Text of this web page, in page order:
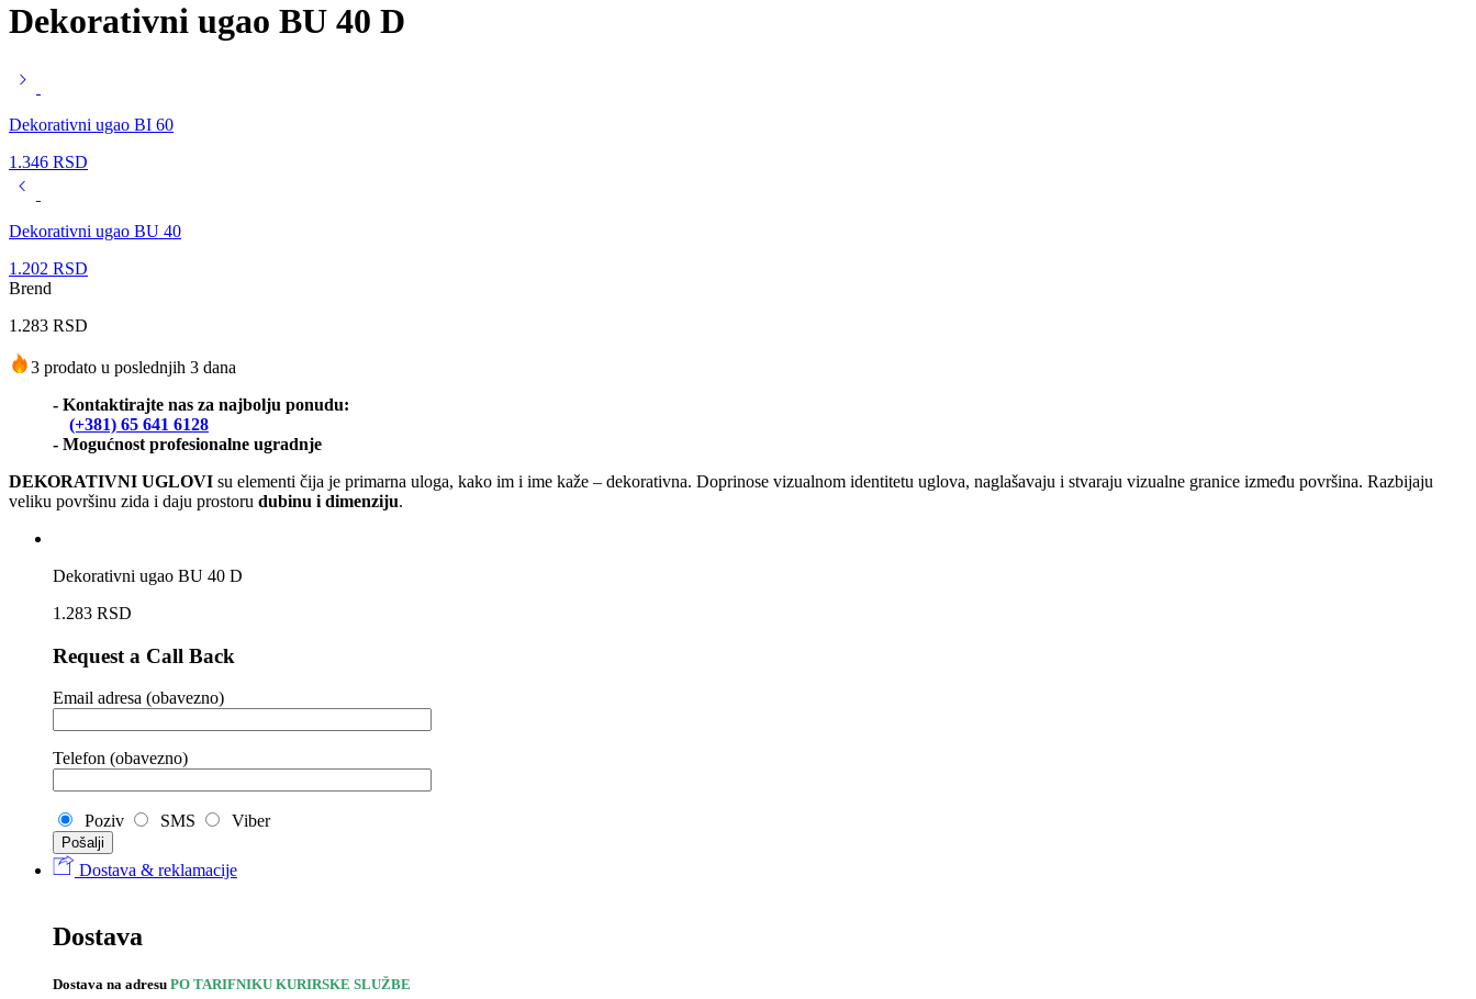
Dekorativni ugao BU 40 D
Dekorativni ugao BI 60
1.346 RSD
Dekorativni ugao BU 40
1.202 RSD
Brend
1.283 RSD
3 prodato u poslednjih 3 dana
- Kontaktirajte nas za najbolju ponudu:
(+381) 65 641 6128
- Mogućnost profesionalne ugradnje
DEKORATIVNI UGLOVI su elementi čija je primarna uloga, kako im i ime kaže – dekorativna. Doprinose vizualnom identitetu uglova, naglašavaju i stvaraju vizualne granice između površina. Razbijaju
veliku površinu zida i daju prostoru dubinu i dimenziju.
Dekorativni ugao BU 40 D
1.283 RSD
Request a Call Back
Email adresa (obavezno)
Telefon (obavezno)
Poziv SMS Viber
Dostava & reklamacije
Dostava
Dostava na adresu PO TARIFNIKU KURIRSKE SLUŽBE